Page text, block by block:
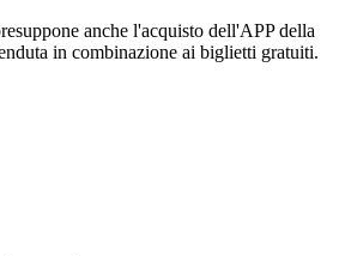
anche l'acquisto dell'APP della
in combinazione ai biglietti gratuiti.